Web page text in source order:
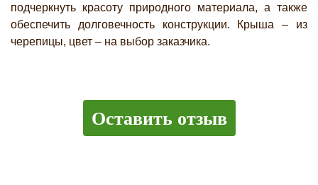
подчеркнуть красоту природного материала, а также
обеспечить долговечность конструкции. Крыша – из
черепицы, цвет – на выбор заказчика.
Оставить отзыв